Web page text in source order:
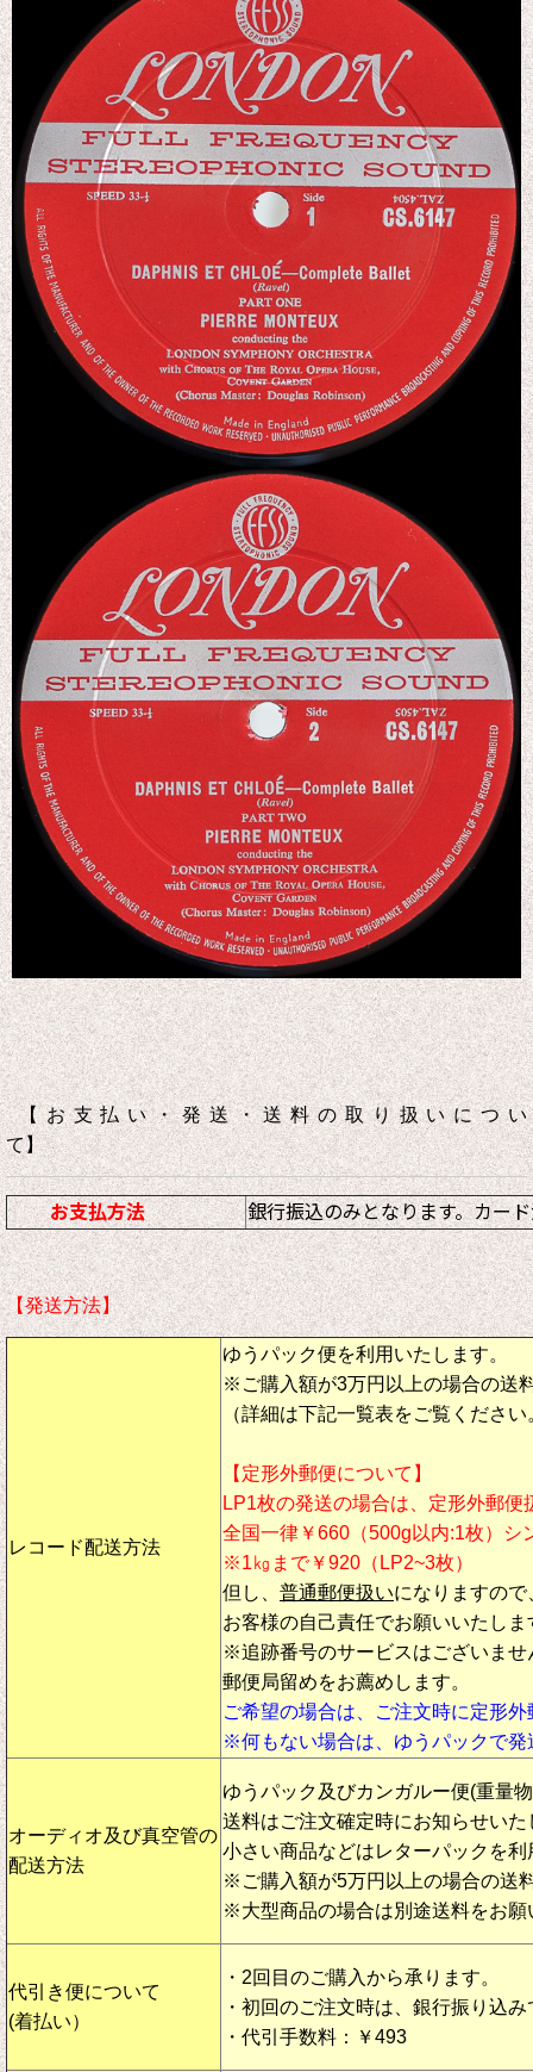
【お支払い・発送・送料の取り扱いについ
て】
お支払方法 銀行振込のみとなります。カー
【発送方法】
レコード配送方法
ゆうパック便を利用いたします。
※ご購入額が3万円以上の場合の送
（詳細は下記一覧表をご覧ください
【定形外郵便について】
LP1枚の発送の場合は、定形外郵便
全国一律￥660（500g以内:1枚）シ
※1㎏まで￥920（LP2~3枚）
但し、 普通郵便扱いになりますの
お客様の自己責任でお願いいたしま
※追跡番号のサービスはございませ
郵便局留めをお薦めします。
ご希望の場合は、ご注文時に定形
※何もない場合は、ゆうパックで発
オーディオ及び真空管の
配送方法
ゆうパック及びカンガルー便(重量
送料はご注文確定時にお知らせいた
小さい商品などはレターパックを利
※ご購入額が5万円以上の場合の送
※大型商品の場合は別途送料をお願
代引き便について
(着払い）
・2回目のご購入から承ります。
・初回のご注文時は、銀行振り込
・代引手数料：￥493